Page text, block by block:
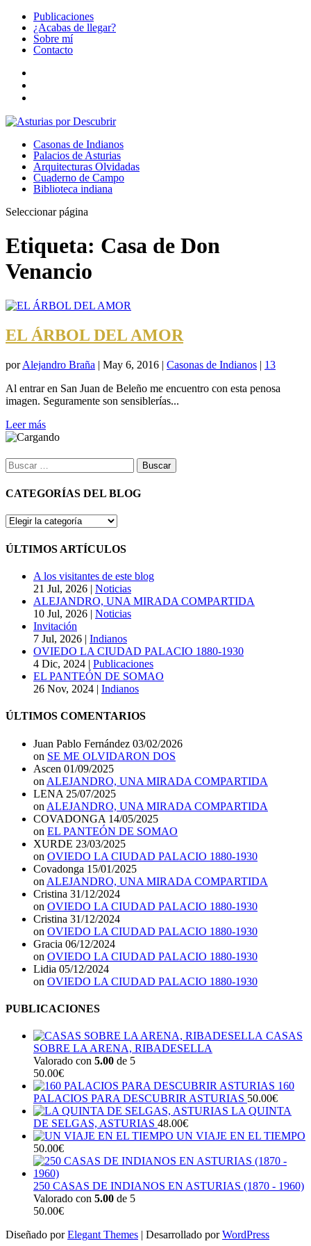
Publicaciones
¿Acabas de llegar?
Sobre mí
Contacto
Casonas de Indianos
Palacios de Asturias
Arquitecturas Olvidadas
Cuaderno de Campo
Biblioteca indiana
Seleccionar página
Etiqueta: Casa de Don
Venancio
EL ÁRBOL DEL AMOR
porAlejandro Braña | May 6, 2016 | Casonas de Indianos | 13
Al entrar en San Juan de Beleño me encuentro con esta penosa
imagen. Seguramente son sensiblerías...
Leer más
Buscar:
CATEGORÍAS DEL BLOG
CATEGORÍAS
BLOG
ÚLTIMOS ARTÍCULOS
A los visitantes de este blog
21 Jul, 2026 | Noticias
ALEJANDRO, UNA MIRADA COMPARTIDA
10 Jul, 2026 | Noticias
Invitación
7 Jul, 2026 | Indianos
OVIEDO LA CIUDAD PALACIO 1880-1930
4 Dic, 2024 | Publicaciones
EL PANTEÓN DE SOMAO
26 Nov, 2024 | Indianos
ÚLTIMOS COMENTARIOS
Juan Pablo Fernández 03/02/2026
on SE ME OLVIDARON DOS
Ascen 01/09/2025
on ALEJANDRO, UNA MIRADA COMPARTIDA
LENA 25/07/2025
on ALEJANDRO, UNA MIRADA COMPARTIDA
COVADONGA 14/05/2025
on EL PANTEÓN DE SOMAO
XURDE 23/03/2025
on OVIEDO LA CIUDAD PALACIO 1880-1930
Covadonga 15/01/2025
on ALEJANDRO, UNA MIRADA COMPARTIDA
Cristina 31/12/2024
on OVIEDO LA CIUDAD PALACIO 1880-1930
Cristina 31/12/2024
on OVIEDO LA CIUDAD PALACIO 1880-1930
Gracia 06/12/2024
on OVIEDO LA CIUDAD PALACIO 1880-1930
Lidia 05/12/2024
on OVIEDO LA CIUDAD PALACIO 1880-1930
PUBLICACIONES
CASAS
SOBRE LA ARENA, RIBADESELLA
Valorado con 5.00 de 5
50.00€
160
PALACIOS PARA DESCUBRIR ASTURIAS 50.00€
LA QUINTA
DE SELGAS, ASTURIAS 48.00€
UN VIAJE EN EL TIEMPO
50.00€
250 CASAS DE INDIANOS EN ASTURIAS (1870 - 1960)
Valorado con 5.00 de 5
50.00€
Diseñado porElegant Themes | Desarrollado porWordPress